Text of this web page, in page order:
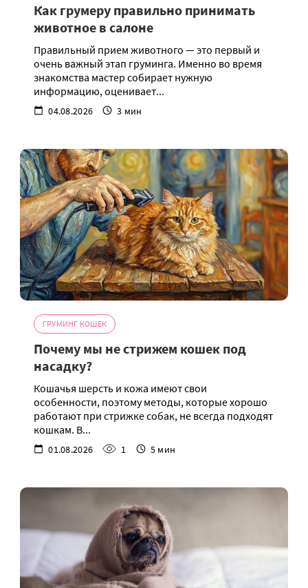
Как грумеру правильно принимать
животное в салоне
Правильный прием животного — это первый и
очень важный этап груминга. Именно во время
знакомства мастер собирает нужную
информацию, оценивает...
04.08.2026 3 мин
ГРУМИНГ КОШЕК
Почему мы не стрижем кошек под
насадку?
Кошачья шерсть и кожа имеют свои
особенности, поэтому методы, которые хорошо
работают при стрижке собак, не всегда подходят
кошкам. В...
01.08.2026 1 5 мин